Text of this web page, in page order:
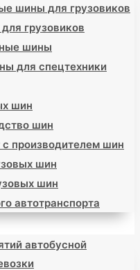
шины для грузовиков
грузовиков
шины
для спецтехники
шин
шин
производителем шин
шин
шин
автотранспорта
автобусной